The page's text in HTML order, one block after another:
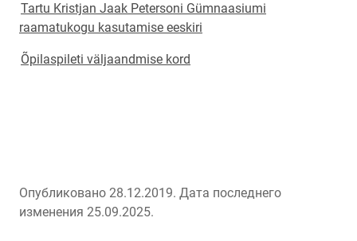
Tartu Kristjan Jaak Petersoni Gümnaasiumi
raamatukogu kasutamise eeskiri
Õpilaspileti väljaandmise kord
Опубликовано 28.12.2019. Дата последнего
изменения 25.09.2025.